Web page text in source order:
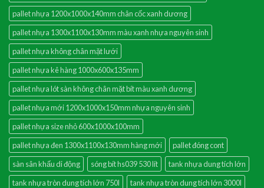
pallet nhựa 1200x1000x140mm chân cốc xanh dương
pallet nhựa 1300x1100x130mm màu xanh nhựa nguyên sinh
pallet nhựa không chân mặt lưới
pallet nhựa kê hàng 1000x600x135mm
pallet nhựa lót sàn không chân mặt bít màu xanh dương
pallet nhựa mới 1200x1000x150mm nhựa nguyên sinh
pallet nhựa size nhỏ 600x1000x100mm
pallet nhựa đen 1300x1100x130mm hàng mới
pallet đóng cont
sàn sân khấu di động
sóng bít hs039 530 lít
tank nhựa dung tích lớn
tank nhựa tròn dung tích lớn 750l
tank nhựa tròn dung tích lớn 3000l